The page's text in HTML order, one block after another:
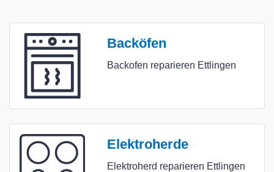
Backöfen
Backofen reparieren Ettlingen
Elektroherde
Elektroherd reparieren Ettlingen